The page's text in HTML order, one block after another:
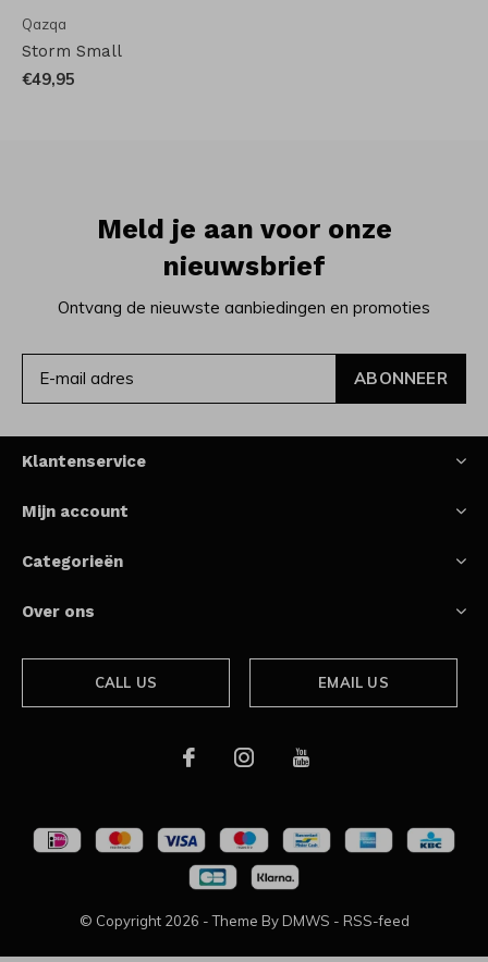
Qazqa
Storm Small
€49,95
Meld je aan voor onze
nieuwsbrief
Ontvang de nieuwste aanbiedingen en promoties
ABONNEER
Klantenservice
Mijn account
Categorieën
Over ons
CALL US EMAIL US
© Copyright 2026 - Theme By DMWS - RSS-feed